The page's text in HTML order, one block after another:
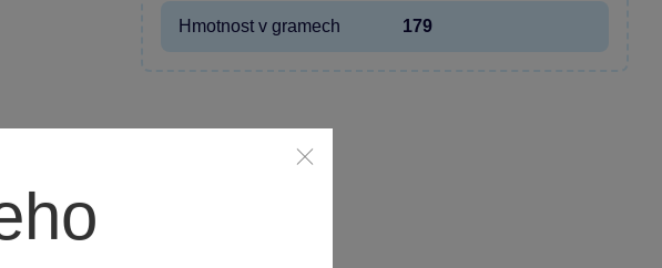
Hmotnost v gramech 179